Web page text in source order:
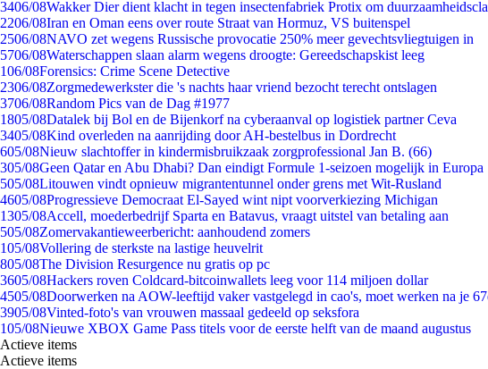
3406/08Wakker Dier dient klacht in tegen insectenfabriek Protix om
2206/08Iran en Oman eens over route Straat van Hormuz, VS buitenspel
2506/08NAVO zet wegens Russische provocatie 250% meer gevechtsvliegtuigen in
5706/08Waterschappen slaan alarm wegens droogte: Gereedschapskist leeg
106/08Forensics: Crime Scene Detective
2306/08Zorgmedewerkster die 's nachts haar vriend bezocht terecht ontslagen
3706/08Random Pics van de Dag #1977
1805/08Datalek bij Bol en de Bijenkorf na cyberaanval op logistiek partner Ceva
3405/08Kind overleden na aanrijding door AH-bestelbus in Dordrecht
605/08Nieuw slachtoffer in kindermisbruikzaak zorgprofessional Jan B. (66)
305/08Geen Qatar en Abu Dhabi? Dan eindigt Formule 1-seizoen mogelijk in Europa
505/08Litouwen vindt opnieuw migrantentunnel onder grens met Wit-Rusland
4605/08Progressieve Democraat El-Sayed wint nipt voorverkiezing Michigan
1305/08Accell, moederbedrijf Sparta en Batavus, vraagt uitstel van betaling aan
505/08Zomervakantieweerbericht: aanhoudend zomers
105/08Vollering de sterkste na lastige heuvelrit
805/08The Division Resurgence nu gratis op pc
3605/08Hackers roven Coldcard-bitcoinwallets leeg voor 114 miljoen dollar
4505/08Doorwerken na AOW-leeftijd vaker vastgelegd in cao's, moet werken na je
3905/08Vinted-foto's van vrouwen massaal gedeeld op seksfora
105/08Nieuwe XBOX Game Pass titels voor de eerste helft van de maand augustus
Actieve items
Actieve items